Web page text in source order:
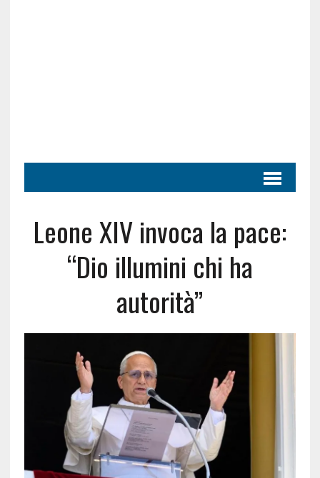
Leone XIV invoca la pace:
“Dio illumini chi ha
autorità”